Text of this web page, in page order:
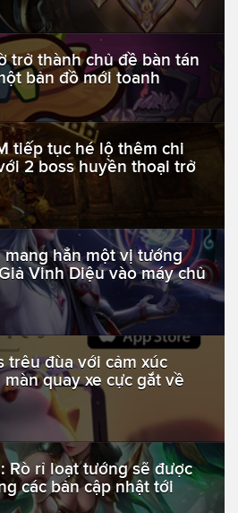
trở thành chủ đề bàn tán
bản đồ mới toanh
tiếp tục hé lộ thêm chi
2 boss huyền thoại trở
hẳn một vị tướng
Vinh Diệu vào máy chủ
trêu đùa với cảm xúc
quay xe cực gắt về
Rò rỉ loạt tướng sẽ được
các bản cập nhật tới